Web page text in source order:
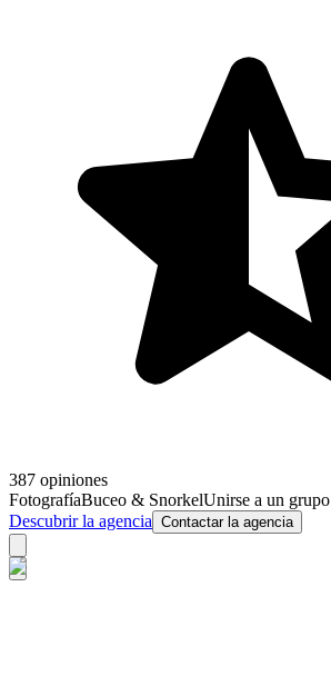
387 opiniones
FotografíaBuceo & SnorkelUnirse a un grupo
Descubrir la agencia Contactar la agencia